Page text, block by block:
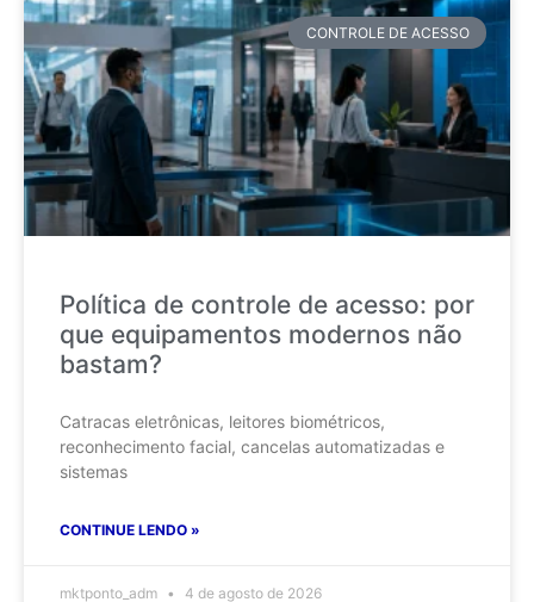
CONTROLE DE ACESSO
Política de controle de acesso: por
que equipamentos modernos não
bastam?
Catracas eletrônicas, leitores biométricos,
reconhecimento facial, cancelas automatizadas e
sistemas
CONTINUE LENDO »
mktponto_adm 4 de agosto de 2026